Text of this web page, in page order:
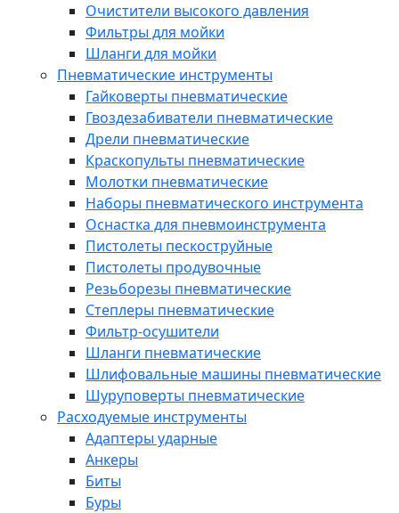
Очистители высокого давления
Фильтры для мойки
Шланги для мойки
Пневматические инструменты
Гайковерты пневматические
Гвоздезабиватели пневматические
Дрели пневматические
Краскопульты пневматические
Молотки пневматические
Наборы пневматического инструмента
Оснастка для пневмоинструмента
Пистолеты пескоструйные
Пистолеты продувочные
Резьборезы пневматические
Степлеры пневматические
Фильтр-осушители
Шланги пневматические
Шлифовальные машины пневматические
Шуруповерты пневматические
Расходуемые инструменты
Адаптеры ударные
Анкеры
Биты
Буры